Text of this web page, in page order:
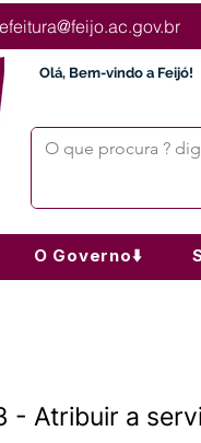
Olá, Bem-vindo a Feijó!
O Governo⬇️
- Atribuir a